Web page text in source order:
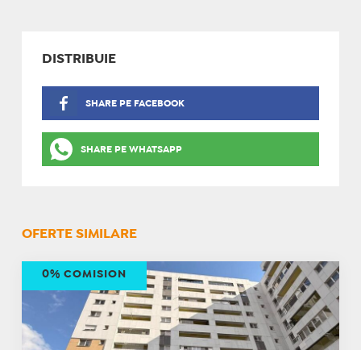
DISTRIBUIE
SHARE PE FACEBOOK
SHARE PE WHATSAPP
OFERTE SIMILARE
0% COMISION